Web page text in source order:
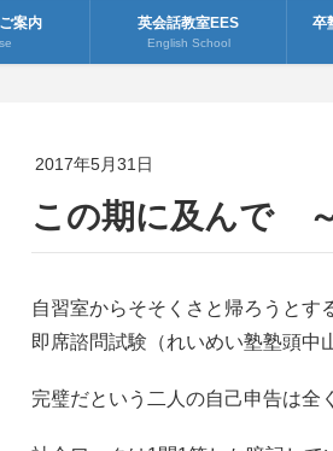
案内 英会話教室EES
English School
卒
2017年5月31日
この期に及んで
自習室からそそくさと帰ろうとす
即席諮問試験（れいめい塾塾頭中
完璧だという二人の自己申告は全